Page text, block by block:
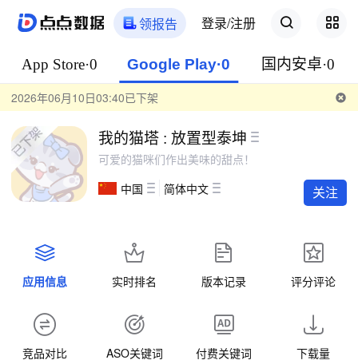
领报告 登录/注册
App Store·0 Google Play·0 国内安卓·0
2026年06月10日03:40已下架
我的猫塔 : 放置型泰坤
可爱的猫咪们作出美味的甜点！
中国 简体中文 关注
应用信息 实时排名 版本记录 评分评论
竞品对比 ASO关键词 付费关键词 下载量